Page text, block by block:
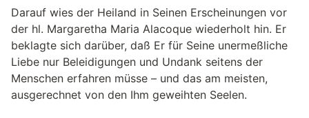
Darauf wies der Heiland in Seinen Erscheinungen vor
der hl. Margaretha Maria Alacoque wiederholt hin. Er
beklagte sich darüber, daß Er für Seine unermeßliche
Liebe nur Beleidigungen und Undank seitens der
Menschen erfahren müsse – und das am meisten,
ausgerechnet von den Ihm geweihten Seelen.